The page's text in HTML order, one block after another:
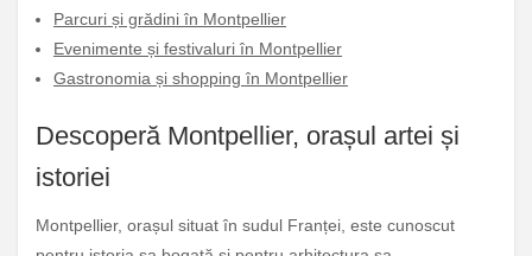
Parcuri și grădini în Montpellier
Evenimente și festivaluri în Montpellier
Gastronomia și shopping în Montpellier
Descoperă Montpellier, orașul artei și
istoriei
Montpellier, orașul situat în sudul Franței, este cunoscut